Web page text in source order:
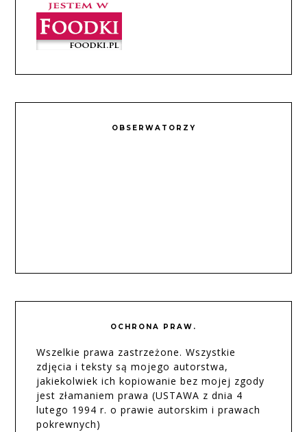
OBSERWATORZY
OCHRONA PRAW.
Wszelkie prawa zastrzeżone. Wszystkie
zdjęcia i teksty są mojego autorstwa,
jakiekolwiek ich kopiowanie bez mojej zgody
jest złamaniem prawa (USTAWA z dnia 4
lutego 1994 r. o prawie autorskim i prawach
pokrewnych)